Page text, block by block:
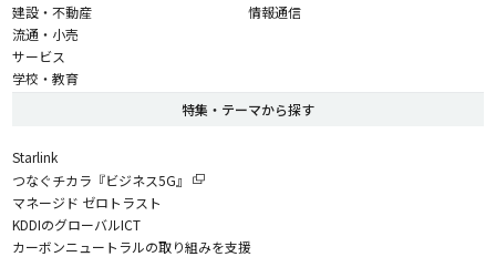
建設・不動産
流通・小売
サービス
学校・教育
情報通信
特集・テーマから探す
Starlink
つなぐチカラ『ビジネス5G』
マネージド ゼロトラスト
KDDIのグローバルICT
カーボンニュートラルの取り組みを支援